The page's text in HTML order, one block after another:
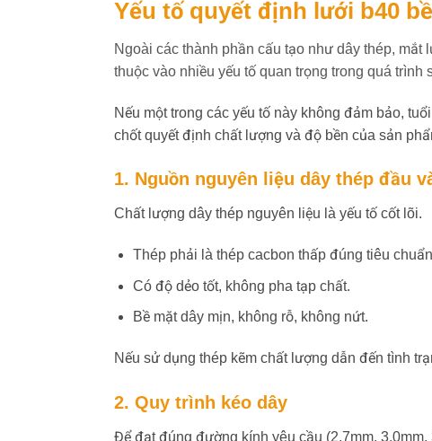
Yếu tố quyết định lưới b40
Ngoài các thành phần cấu tạo như dây thép,
thuộc vào nhiều yếu tố quan trọng trong quá trình
Nếu một trong các yếu tố này không đảm bảo,
chốt quyết định chất lượng và độ bền của sản
1. Nguồn nguyên liệu dây thép đầu
Chất lượng dây thép nguyên liệu là yếu tố cốt lõi.
Thép phải là thép cacbon thấp đúng tiêu
Có độ dẻo tốt, không pha tạp chất.
Bề mặt dây mịn, không rỗ, không nứt.
Nếu sử dụng thép kẽm chất lượng dẫn đến tình
2. Quy trình kéo dây
Để đạt đúng đường kính yêu cầu (2.7mm,